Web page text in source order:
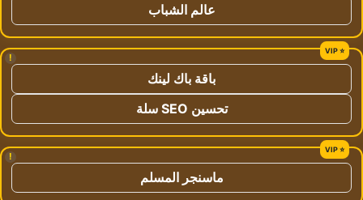
عالم الشباب
!
باقة باك لينك
تحسين SEO سلة
!
ماسنجر المسلم